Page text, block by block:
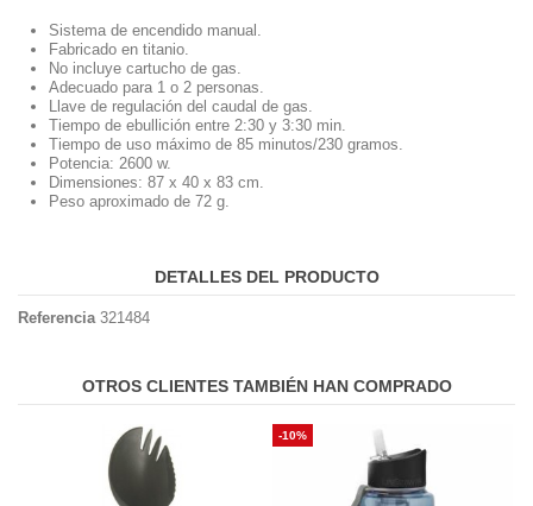
Sistema de encendido manual.
Fabricado en titanio.
No incluye cartucho de gas.
Adecuado para 1 o 2 personas.
Llave de regulación del caudal de gas.
Tiempo de ebullición entre 2:30 y 3:30 min.
Tiempo de uso máximo de 85 minutos/230 gramos.
Potencia: 2600 w.
Dimensiones: 87 x 40 x 83 cm.
Peso aproximado de 72 g.
DETALLES DEL PRODUCTO
Referencia 321484
OTROS CLIENTES TAMBIÉN HAN COMPRADO
-10%